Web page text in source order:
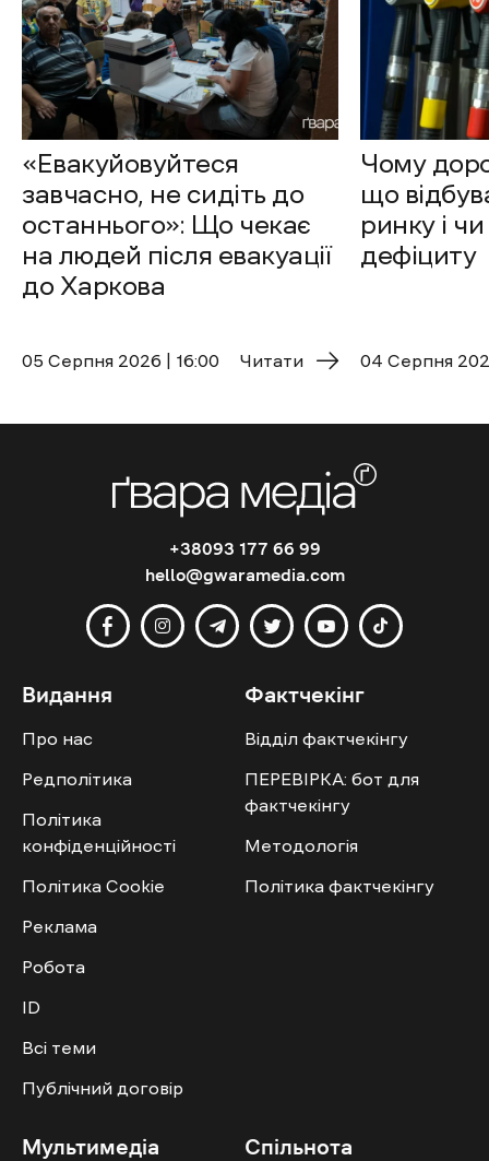
«Евакуйовуйтеся
завчасно, не сидіть до
останнього»: Що чекає
на людей після евакуації
до Харкова
05 Cерпня 2026 | 16:00 Читати
Чому
що
ринку і
дефіциту
04 Cерпня
+38093 177 66 99
hello@gwaramedia.com
Видання
Про нас
Редполітика
Політика
конфіденційності
Політика Cookie
Реклама
Робота
ID
Всі теми
Публічний договір
Фактчекінг
Відділ фактчекінгу
ПЕРЕВІРКА: бот для
фактчекінгу
Методологія
Політика фактчекінгу
Мультимедіа Спільнота